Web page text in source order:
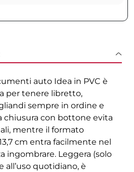
auto Idea in PVC è
per tenere libretto,
sempre in ordine e
chiusura con bottone evita
mentre il formato
cm entra facilmente nel
ingombrare. Leggera (solo
all’uso quotidiano, è